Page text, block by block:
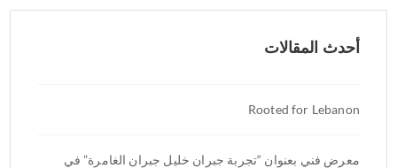
أحدث المقالات
Rooted for Lebanon
معرض فني بعنوان “تجربة جبران خليل جبران الغامرة” في